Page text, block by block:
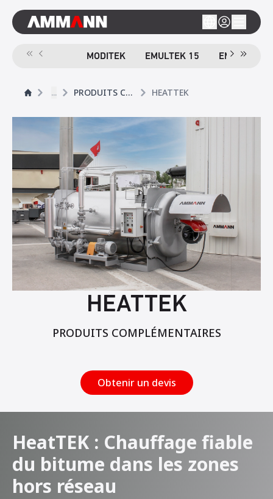
MODITEK EMULTEK 15 EMULTEK 4
... PRODUITS COMPLÉMENTAIRES HEATTEK
HEATTEK
PRODUITS COMPLÉMENTAIRES
Obtenir un devis
HeatTEK : Chauffage fiable
du bitume dans les zones
hors réseau